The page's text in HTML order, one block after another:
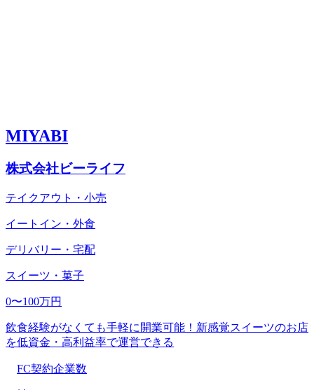
MIYABI
株式会社ビーライフ
テイクアウト・小売
イートイン・外食
デリバリー・宅配
スイーツ・菓子
0〜100万円
飲食経験がなくても手軽に開業可能！新感覚スイーツのお店
を低資金・高利益率で運営できる
FC契約企業数